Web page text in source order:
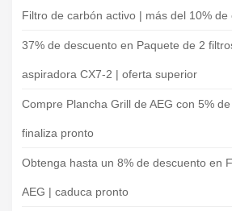
Filtro de carbón activo | más del 10% de
37% de descuento en Paquete de 2
aspiradora CX7-2 | oferta superior
Compre Plancha Grill de AEG con 5%
finaliza pronto
Obtenga hasta un 8% de descuento en
AEG | caduca pronto